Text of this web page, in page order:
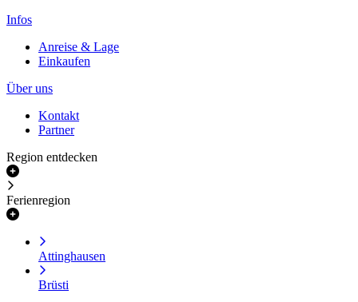
Infos
Anreise & Lage
Einkaufen
Über uns
Kontakt
Partner
Region entdecken
Ferienregion
Attinghausen
Brüsti